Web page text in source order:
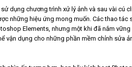
Tìm kiếm
dụng chương trình xử lý ảnh và sau vài cú
những hiệu ứng mong muốn. Các thao tác
Elements, nhưng một khi đã nắm vững
vận dụng cho những phần mềm chỉnh sửa